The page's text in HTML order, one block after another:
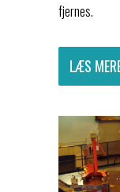
fjernes.
LÆS